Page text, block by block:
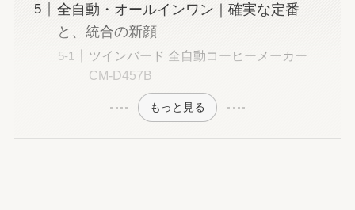
全自動・オールインワン｜確実な定番
と、統合の新顔
ツインバード 全自動コーヒーメーカー
CM-D457B
もっと見る